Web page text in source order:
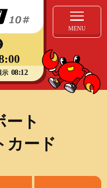
示 08:12
MENU
ート
カード